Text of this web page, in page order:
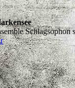
Schlagsophon